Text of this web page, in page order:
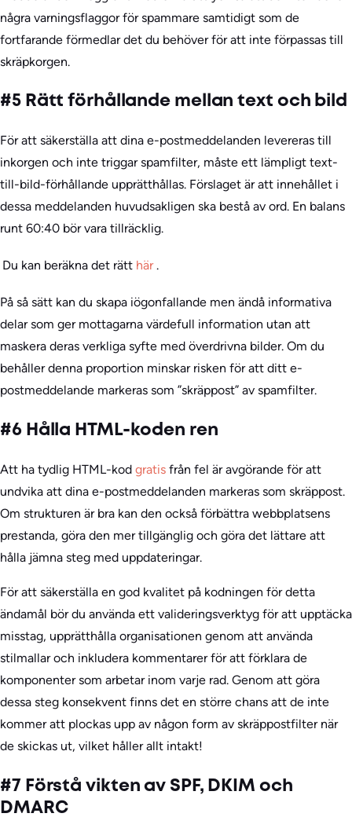
några varningsflaggor för spammare samtidigt som de
fortfarande förmedlar det du behöver för att inte förpassas till
skräpkorgen.
#5 Rätt förhållande mellan text och bild
För att säkerställa att dina e-postmeddelanden levereras till
inkorgen och inte triggar spamfilter, måste ett lämpligt text-
till-bild-förhållande upprätthållas. Förslaget är att innehållet i
dessa meddelanden huvudsakligen ska bestå av ord. En balans
runt 60:40 bör vara tillräcklig.
Du kan beräkna det rätt här.
På så sätt kan du skapa iögonfallande men ändå informativa
delar som ger mottagarna värdefull information utan att
maskera deras verkliga syfte med överdrivna bilder. Om du
behåller denna proportion minskar risken för att ditt e-
postmeddelande markeras som ”skräppost” av spamfilter.
#6 Hålla HTML-koden ren
Att ha tydlig HTML-kod gratis från fel är avgörande för att
undvika att dina e-postmeddelanden markeras som skräppost.
Om strukturen är bra kan den också förbättra webbplatsens
prestanda, göra den mer tillgänglig och göra det lättare att
hålla jämna steg med uppdateringar.
För att säkerställa en god kvalitet på kodningen för detta
ändamål bör du använda ett valideringsverktyg för att upptäcka
misstag, upprätthålla organisationen genom att använda
stilmallar och inkludera kommentarer för att förklara de
komponenter som arbetar inom varje rad. Genom att göra
dessa steg konsekvent finns det en större chans att de inte
kommer att plockas upp av någon form av skräppostfilter när
de skickas ut, vilket håller allt intakt!
#7 Förstå vikten av SPF, DKIM och
DMARC